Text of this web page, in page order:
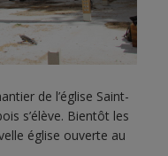
de l’église Saint-
s’élève. Bientôt les
église ouverte au